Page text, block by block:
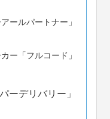
ールパートナー」
ー「フルコード」
ーデリバリー」